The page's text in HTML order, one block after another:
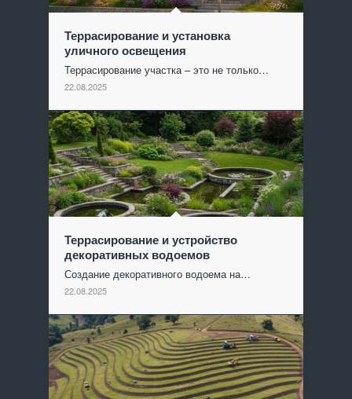
Террасирование и установка
уличного освещения
Террасирование участка – это не только…
22.08.2025
Террасирование и устройство
декоративных водоемов
Создание декоративного водоема на…
22.08.2025